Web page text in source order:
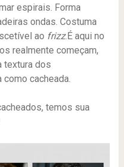
espirais. Forma
ondas. Costuma
ao frizz.É aqui no
realmente começam,
textura dos
cacheada.
temos sua